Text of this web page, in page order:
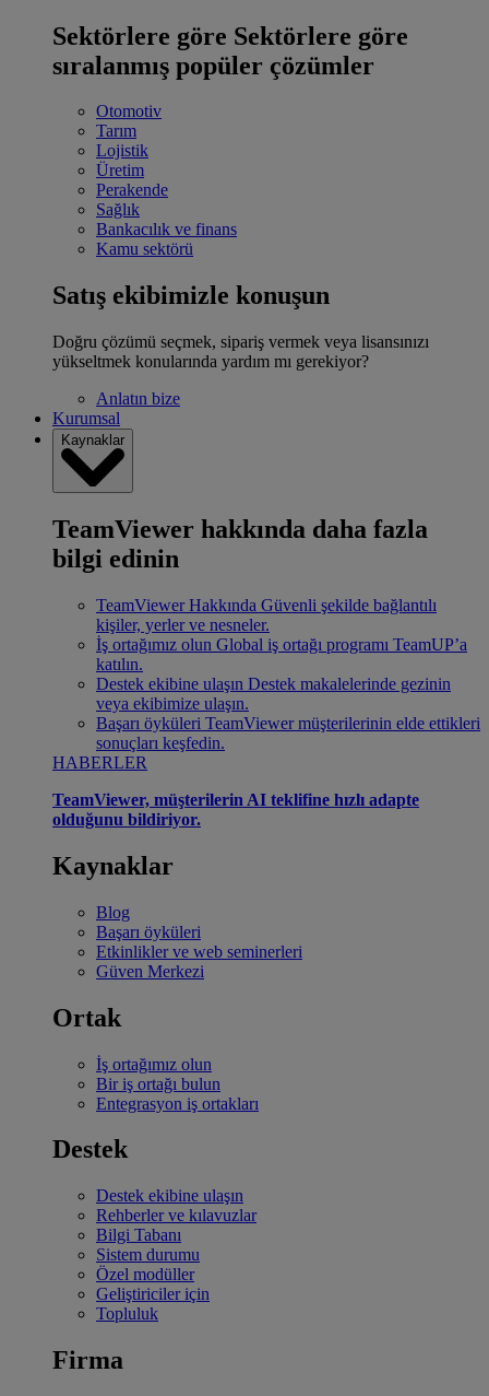
Sektörlere göre Sektörlere göre
sıralanmış popüler çözümler
Otomotiv
Tarım
Lojistik
Üretim
Perakende
Sağlık
Bankacılık ve finans
Kamu sektörü
Satış ekibimizle konuşun
Doğru çözümü seçmek, sipariş vermek veya lisansınızı
yükseltmek konularında yardım mı gerekiyor?
Anlatın bize
Kurumsal
Kaynaklar
TeamViewer hakkında daha fazla
bilgi edinin
TeamViewer Hakkında Güvenli şekilde bağlantılı
kişiler, yerler ve nesneler.
İş ortağımız olun Global iş ortağı programı TeamUP’a
katılın.
Destek ekibine ulaşın Destek makalelerinde gezinin
veya ekibimize ulaşın.
Başarı öyküleri TeamViewer müşterilerinin elde ettikleri
sonuçları keşfedin.
HABERLER
TeamViewer, müşterilerin AI teklifine hızlı adapte
olduğunu bildiriyor.
Kaynaklar
Blog
Başarı öyküleri
Etkinlikler ve web seminerleri
Güven Merkezi
Ortak
İş ortağımız olun
Bir iş ortağı bulun
Entegrasyon iş ortakları
Destek
Destek ekibine ulaşın
Rehberler ve kılavuzlar
Bilgi Tabanı
Sistem durumu
Özel modüller
Geliştiriciler için
Topluluk
Firma